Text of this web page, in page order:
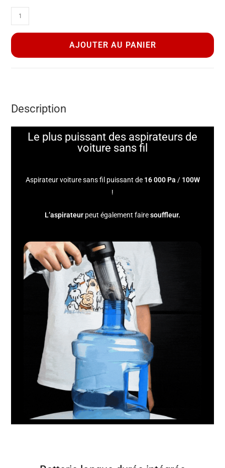
AJOUTER AU PANIER
Description
Le plus puissant des aspirateurs de
voiture sans fil
Aspirateur voiture sans fil puissant de 16 000 Pa / 100W
!
L’aspirateur peut également fairesouffleur.